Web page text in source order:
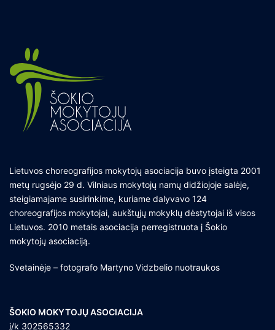
Lietuvos choreografijos mokytojų asociacija buvo įsteigta 2001
metų rugsėjo 29 d. Vilniaus mokytojų namų didžiojoje salėje,
steigiamajame susirinkime, kuriame dalyvavo 124
choreografijos mokytojai, aukštųjų mokyklų dėstytojai iš visos
Lietuvos. 2010 metais asociacija perregistruota į Šokio
mokytojų asociaciją.
Svetainėje – fotografo Martyno Vidzbelio nuotraukos
ŠOKIO MOKYTOJŲ ASOCIACIJA
į/k 302565332